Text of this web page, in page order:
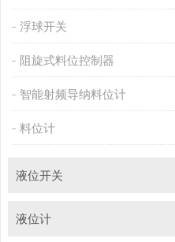
浮球开关
阻旋式料位控制器
智能射频导纳料位计
料位计
液位开关
液位计